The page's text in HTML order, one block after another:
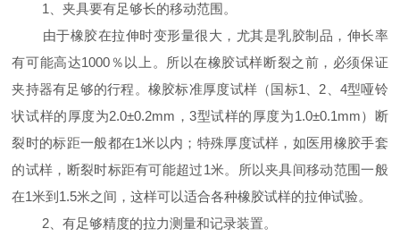
1
、夹具要有足够长的移动范围。
由于橡胶在拉伸时变形量很大，尤其是乳胶制品，伸长率
有可能高达1000 ％以上。所以在橡胶试样断裂之前，必须保证
夹持器有足够的行程。橡胶标准厚度试样（国标1 2 4型哑铃
状试样的厚度为2.0±0.2mm ，3型试样的厚度为1.0±0.1mm）断
裂时的标距一般都在1米以内；特殊厚度试样，如医用橡胶手套
的试样，断裂时标距有可能超过1米。所以夹具间移动范围一般
在1米到 1.5米之间，这样可以适合各种橡胶试样的拉伸试验。
2 、有足够精度的拉力测量和记录装置。